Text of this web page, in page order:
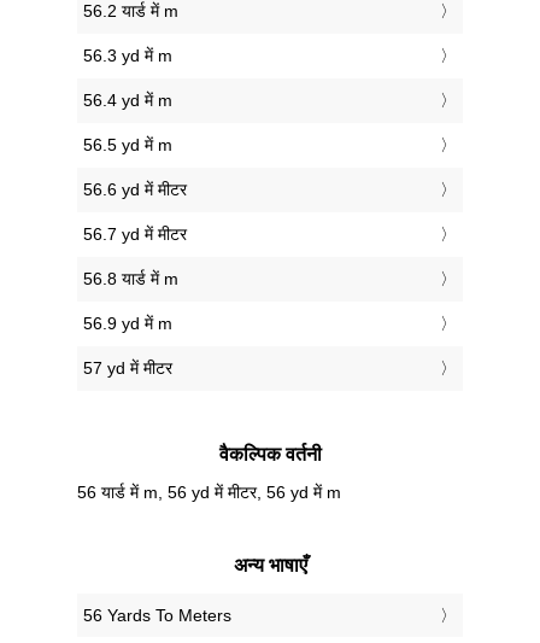
56.2 यार्ड में m
56.3 yd में m
56.4 yd में m
56.5 yd में m
56.6 yd में मीटर
56.7 yd में मीटर
56.8 यार्ड में m
56.9 yd में m
57 yd में मीटर
वैकल्पिक वर्तनी
56 यार्ड में m, 56 yd में मीटर, 56 yd में m
अन्य भाषाएँ
‎56 Yards To Meters